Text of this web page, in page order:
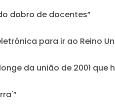
dobro de docentes”
para ir ao Reino
da união de 2001 que